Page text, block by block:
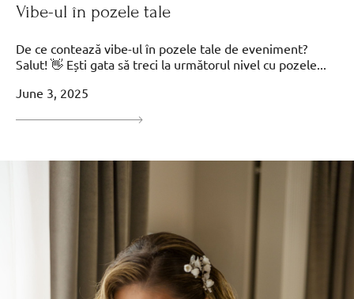
Vibe-ul în pozele tale
De ce contează vibe-ul în pozele tale de eveniment?
Salut! 👋 Ești gata să treci la următorul nivel cu pozele...
June 3, 2025